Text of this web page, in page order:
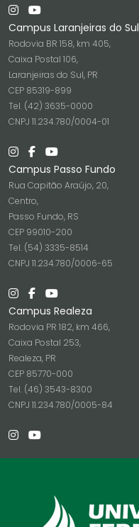
Campus Laranjeiras do Sul
Rodovia BR 158, km 405,
Caixa Postal 106,
Laranjeiras do Sul, PR
CEP 85319-899
Tel. (42) 3635-0000
CNPJ 11.234.780/0004-01
Campus Passo Fundo
Rua Capitão Araújo, 20,
Centro,
Passo Fundo, RS
CEP 99010-200
Tel. (54) 3335-8514
CNPJ 11.234.780/0006-65
Campus Realeza
Rodovia PR 182, km 466,
Caixa Postal 253,
Realeza, PR
CEP 85770-000
Tel. (46) 3543-8300
CNPJ 11.234.780/0005-84